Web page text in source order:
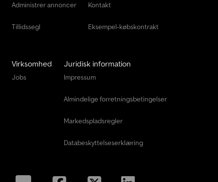
Administrer annoncer
Tillidssegl
Kontakt
Eksempel-købskontrakt
Virksomhed
Jobs
Juridisk information
Impressum
Almindelige forretningsbetingelser
Markedspladsregler
Databeskyttelseserklæring